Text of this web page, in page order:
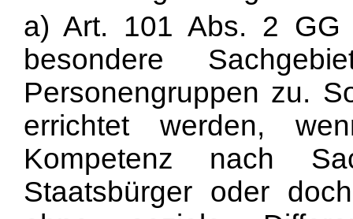
a) Art. 101 Abs. 2 GG
besondere
Personengruppen zu.
errichtet werden,
Kompetenz nach
Staatsbürger oder